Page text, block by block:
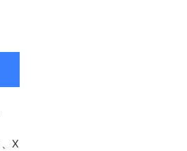
X